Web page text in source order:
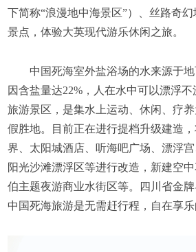
下简称“浪漫地中海景区”）、丝路奇
景点，体验大英现代游乐休闲之旅。
中国死海室外盐浴场的水来源于地
因含盐量达22%，人在水中可以漂浮
旅游景区，是集水上运动、休闲、疗
假胜地。目前正在进行提档升级建造
界、太阳城酒店、听海吧广场、漂浮宫
阳光沙滩漂浮区等进行改造，新建空
伯主题夜游商业水街区等。四川省金
中国死海旅游是无需赶行程，自在享乐